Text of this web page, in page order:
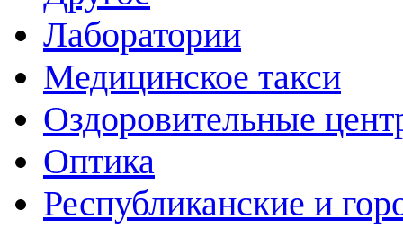
Лаборатории
Медицинское такси
Оздоровительные
Оптика
Республиканские и